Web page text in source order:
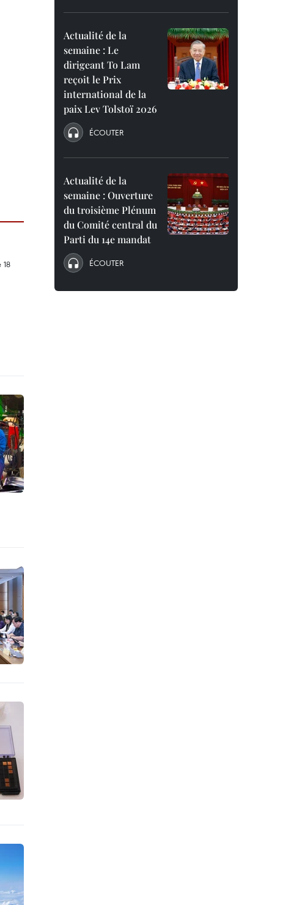
Actualité de la
semaine : Le
dirigeant To Lam
reçoit le Prix
international de la
paix Lev Tolstoï 2026
ÉCOUTER
Actualité de la
semaine : Ouverture
du troisième Plénum
du Comité central du
Parti du 14e mandat
ÉCOUTER